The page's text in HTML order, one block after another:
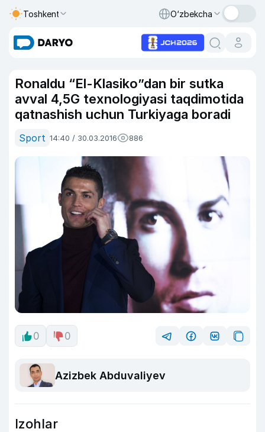
Toshkent O‘zbekcha
Ronaldu “El-Klasiko”dan bir sutka
avval 4,5G texnologiyasi taqdimotida
qatnashish uchun Turkiyaga boradi
Sport 14:40 / 30.03.2016 886
0 0
Azizbek Abduvaliyev
Izohlar